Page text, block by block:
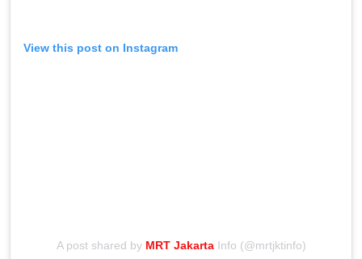
View this post on Instagram
A post shared byMRT Jakarta Info (@mrtjktinfo)